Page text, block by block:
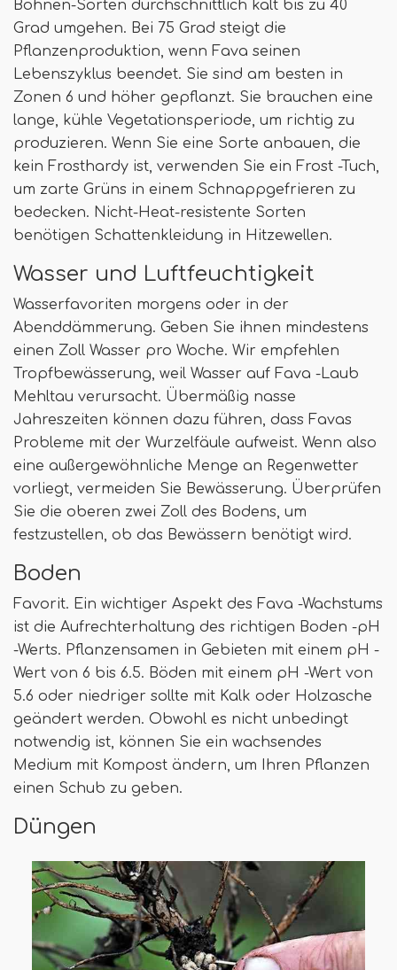
Bohnen-Sorten durchschnittlich kalt bis zu 40
Grad umgehen. Bei 75 Grad steigt die
Pflanzenproduktion, wenn Fava seinen
Lebenszyklus beendet. Sie sind am besten in
Zonen 6 und höher gepflanzt. Sie brauchen eine
lange, kühle Vegetationsperiode, um richtig zu
produzieren. Wenn Sie eine Sorte anbauen, die
kein Frosthardy ist, verwenden Sie ein Frost -Tuch,
um zarte Grüns in einem Schnappgefrieren zu
bedecken. Nicht-Heat-resistente Sorten
benötigen Schattenkleidung in Hitzewellen.
Wasser und Luftfeuchtigkeit
Wasserfavoriten morgens oder in der
Abenddämmerung. Geben Sie ihnen mindestens
einen Zoll Wasser pro Woche. Wir empfehlen
Tropfbewässerung, weil Wasser auf Fava -Laub
Mehltau verursacht. Übermäßig nasse
Jahreszeiten können dazu führen, dass Favas
Probleme mit der Wurzelfäule aufweist. Wenn also
eine außergewöhnliche Menge an Regenwetter
vorliegt, vermeiden Sie Bewässerung. Überprüfen
Sie die oberen zwei Zoll des Bodens, um
festzustellen, ob das Bewässern benötigt wird.
Boden
Favorit. Ein wichtiger Aspekt des Fava -Wachstums
ist die Aufrechterhaltung des richtigen Boden -pH
-Werts. Pflanzensamen in Gebieten mit einem pH -
Wert von 6 bis 6.5. Böden mit einem pH -Wert von
5.6 oder niedriger sollte mit Kalk oder Holzasche
geändert werden. Obwohl es nicht unbedingt
notwendig ist, können Sie ein wachsendes
Medium mit Kompost ändern, um Ihren Pflanzen
einen Schub zu geben.
Düngen